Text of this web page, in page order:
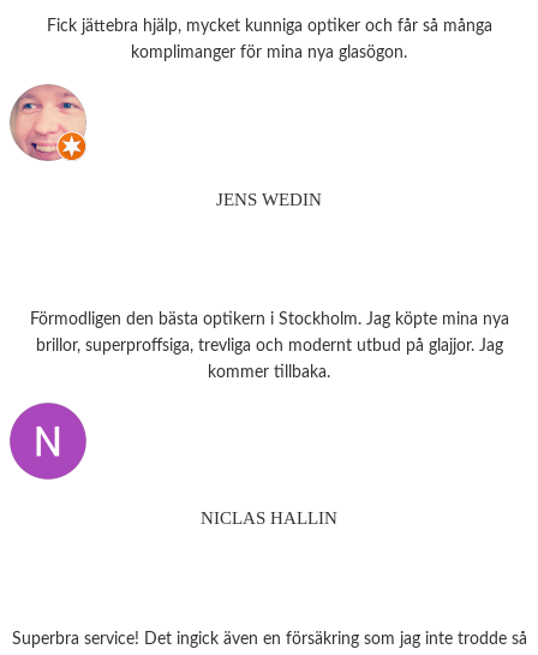
Fick jättebra hjälp, mycket kunniga optiker och får så många
komplimanger för mina nya glasögon.
JENS WEDIN
Förmodligen den bästa optikern i Stockholm. Jag köpte mina nya
brillor, superproffsiga, trevliga och modernt utbud på glajjor. Jag
kommer tillbaka.
NICLAS HALLIN
Superbra service! Det ingick även en försäkring som jag inte trodde så